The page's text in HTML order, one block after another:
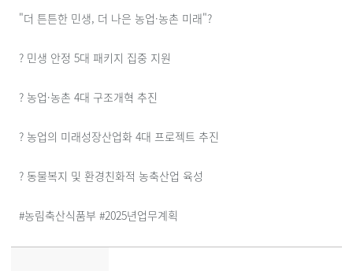
"더 튼튼한 민생, 더 나은 농업·농촌 미래"?
? 민생 안정 5대 패키지 집중 지원
? 농업·농촌 4대 구조개혁 추진
? 농업의 미래성장산업화 4대 프로젝트 추진
? 동물복지 및 환경친화적 농축산업 육성
#농림축산식품부 #2025년업무계획